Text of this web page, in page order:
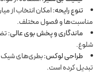
تنوع رایحه:امکان انتخاب از
مناسبت‌ها و فصول مختلف.
ماندگاری و پخش بوی عالی:
شلوغ.
طراحی لوکس:بطری‌های شیک
تبدیل کرده است.